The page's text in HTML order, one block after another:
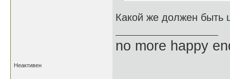
Какой же должен быть
no more happy
Неактивен